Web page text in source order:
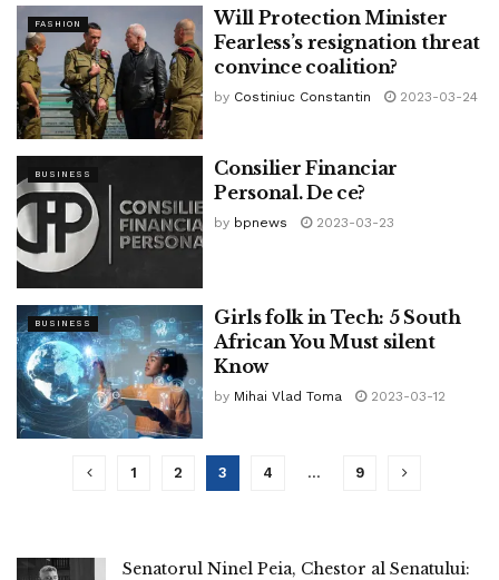
FASHION
Will Protection Minister
Fearless’s resignation threat
convince coalition?
by Costiniuc Constantin 2023-03-24
BUSINESS
Consilier Financiar
Personal. De ce?
by bpnews 2023-03-23
BUSINESS
Girls folk in Tech: 5 South
African You Must silent
Know
by Mihai Vlad Toma 2023-03-12
1 2 3 4 … 9
Senatorul Ninel Peia, Chestor al Senatului: